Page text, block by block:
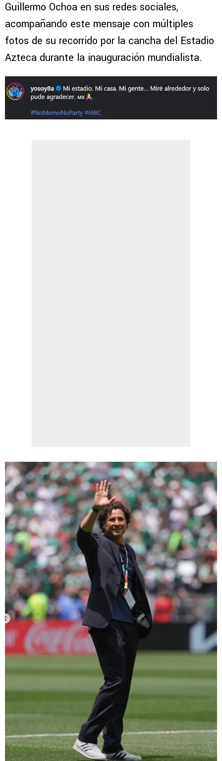
Guillermo Ochoa en sus redes sociales,
acompañando este mensaje con múltiples
fotos de su recorrido por la cancha del Estadio
Azteca durante la inauguración mundialista.